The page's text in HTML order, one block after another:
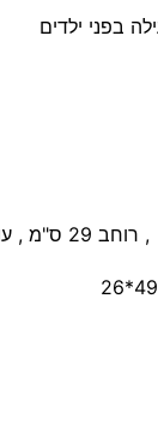
בפני ילדים